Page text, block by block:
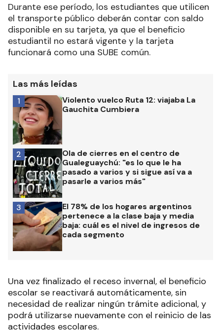
Durante ese período, los estudiantes que utilicen
el transporte público deberán contar con saldo
disponible en su tarjeta, ya que el beneficio
estudiantil no estará vigente y la tarjeta
funcionará como una SUBE común.
Las más leídas
Violento vuelco Ruta 12: viajaba La
Gauchita Cumbiera
1
Ola de cierres en el centro de
Gualeguaychú: "es lo que le ha
pasado a varios y si sigue así va a
pasarle a varios más"
2
El 78% de los hogares argentinos
pertenece a la clase baja y media
baja: cuál es el nivel de ingresos de
cada segmento
3
Una vez finalizado el receso invernal, el beneficio
escolar se reactivará automáticamente, sin
necesidad de realizar ningún trámite adicional, y
podrá utilizarse nuevamente con el reinicio de las
actividades escolares.